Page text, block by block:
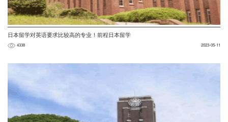
日本留学对英语要求比较高的专业！前程日本留学
4338 2023-05-11